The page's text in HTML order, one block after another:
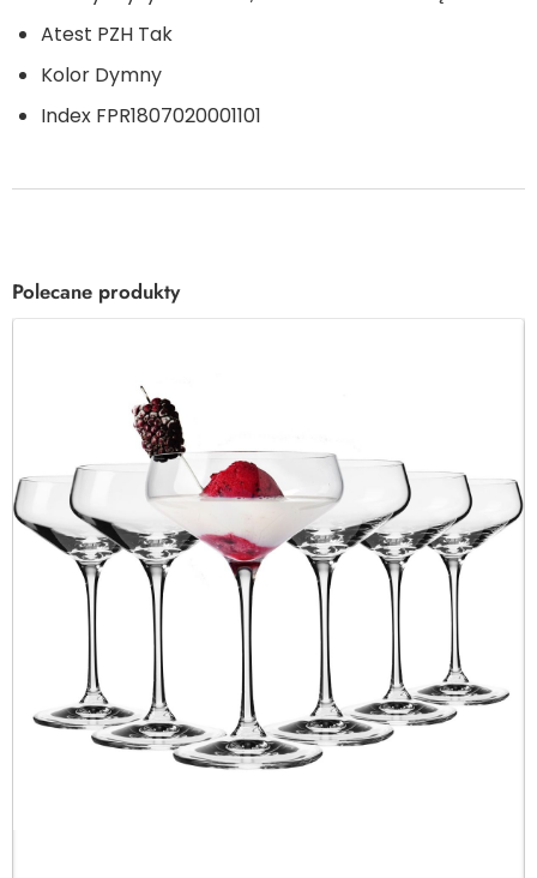
Atest PZH Tak
Kolor Dymny
Index FPR1807020001101
Polecane produkty